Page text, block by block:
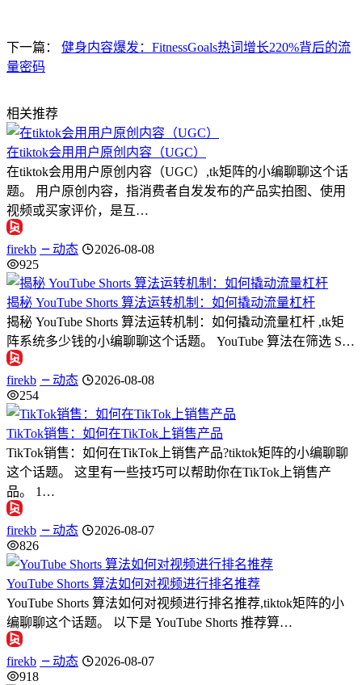
下一篇：
健身内容爆发：FitnessGoals热词增长220%背后的流
量密码
相关推荐
在tiktok会用用户原创内容（UGC）
在tiktok会用用户原创内容（UGC）,tk矩阵的小编聊聊这个话
题。 用户原创内容，指消费者自发发布的产品实拍图、使用
视频或买家评价，是互…
firekb 动态
2026-08-08
925
揭秘 YouTube Shorts 算法运转机制：如何撬动流量杠杆
揭秘 YouTube Shorts 算法运转机制：如何撬动流量杠杆 ,tk矩
阵系统多少钱的小编聊聊这个话题。 YouTube 算法在筛选 S…
firekb 动态
2026-08-08
254
TikTok销售：如何在TikTok上销售产品
TikTok销售：如何在TikTok上销售产品?tiktok矩阵的小编聊聊
这个话题。 这里有一些技巧可以帮助你在TikTok上销售产
品。 1…
firekb 动态
2026-08-07
826
YouTube Shorts 算法如何对视频进行排名推荐
YouTube Shorts 算法如何对视频进行排名推荐,tiktok矩阵的小
编聊聊这个话题。 以下是 YouTube Shorts 推荐算…
firekb 动态
2026-08-07
918